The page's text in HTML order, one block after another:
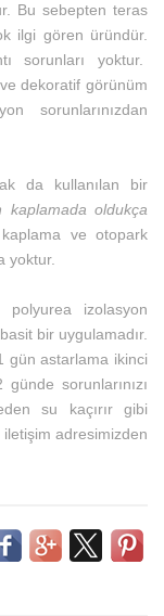
Bu sebepten teras
ilgi gören üründür.
sorunları yoktur.
dekoratif görünüm
sorunlarınızdan
da kullanılan bir
oldukça
ve otopark
yoktur.
polyurea izolasyon
bir uygulamadır.
gün astarlama ikinci
sorunlarınızı
su kaçırır gibi
iletişim adresimizden